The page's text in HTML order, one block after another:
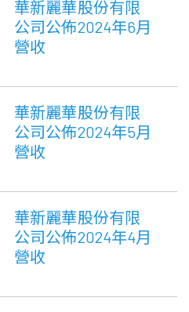
華新麗華股份有限
公司公佈2024年6月
營收
華新麗華股份有限
公司公佈2024年5月
營收
華新麗華股份有限
公司公佈2024年4月
營收